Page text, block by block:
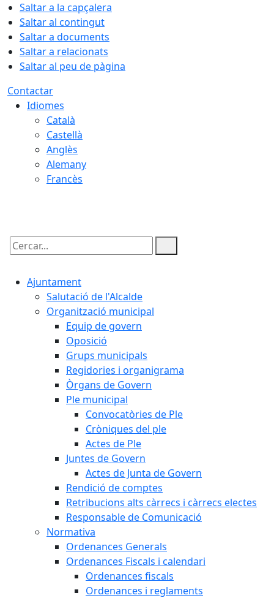
Saltar a la capçalera
Saltar al contingut
Saltar a documents
Saltar a relacionats
Saltar al peu de pàgina
Contactar
Idiomes
Català
Castellà
Anglès
Alemany
Francès
Cercar:
Ajuntament
Salutació de l'Alcalde
Organització municipal
Equip de govern
Oposició
Grups municipals
Regidories i organigrama
Òrgans de Govern
Ple municipal
Convocatòries de Ple
Cròniques del ple
Actes de Ple
Juntes de Govern
Actes de Junta de Govern
Rendició de comptes
Retribucions alts càrrecs i càrrecs electes
Responsable de Comunicació
Normativa
Ordenances Generals
Ordenances Fiscals i calendari
Ordenances fiscals
Ordenances i reglaments